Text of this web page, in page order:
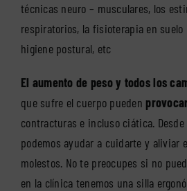
técnicas neuro – musculares, los
respiratorios, la fisioterapia en suelo
higiene postural, etc
El aumento de peso y todos los
que sufre el cuerpo pueden
contracturas e incluso ciática.
podemos ayudar a cuidarte y aliviar
molestos. No te preocupes si no
en la clínica tenemos una silla